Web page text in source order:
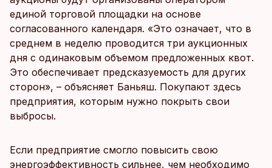
единой торговой площадки на основе
согласованного календаря. «Это означает, что в
среднем в неделю проводится три аукционных
дня с одинаковым объемом предложенных квот.
Это обеспечивает предсказуемость для других
сторон», – объясняет Баньяш. Покупают здесь
предприятия, которым нужно покрыть свои
выбросы.
Если предприятие смогло повысить свою
энергоэффективность сильнее, чем необходимо